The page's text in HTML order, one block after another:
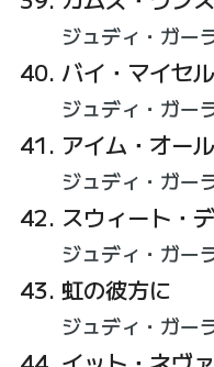
ジュディ・ガー
バイ・マイセ
ジュディ・ガー
アイム・オー
ジュディ・ガー
スウィート・
ジュディ・ガー
虹の彼方に
ジュディ・ガー